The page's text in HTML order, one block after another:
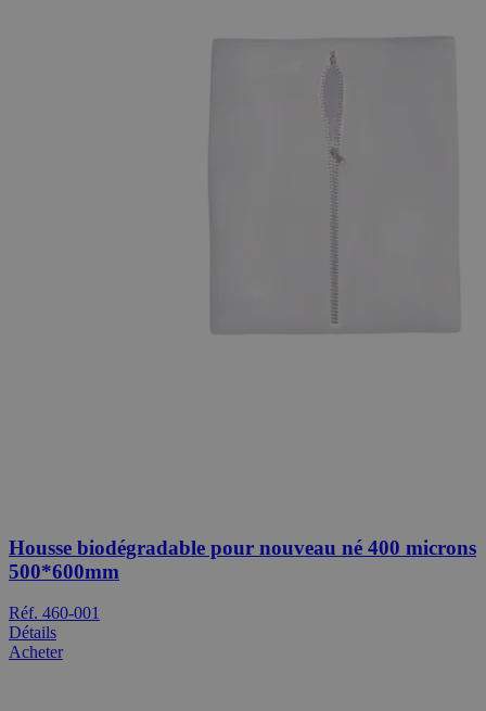
Housse biodégradable pour nouveau né 400 microns
500*600mm
Réf. 460-001
Détails
Acheter